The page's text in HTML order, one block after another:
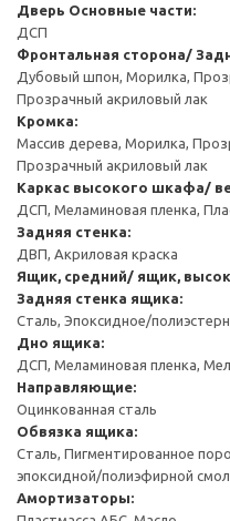
Дверь Основные части:
ДСП
Фронтальная сторона/
Дубовый шпон, Морилка,
Прозрачный акриловый лак
Кромка:
Массив дерева, Морилка,
Прозрачный акриловый лак
Каркас высокого шкафа/
ДСП, Меламиновая пленка,
Задняя стенка:
ДВП, Акриловая краска
Ящик, средний/ ящик,
Задняя стенка ящика:
Сталь, Эпоксидное/
Дно ящика:
ДСП, Меламиновая пленка,
Направляющие:
Оцинкованная сталь
Обвязка ящика:
Сталь, Пигментированное
эпоксидной/полиэфирной
Амортизаторы: